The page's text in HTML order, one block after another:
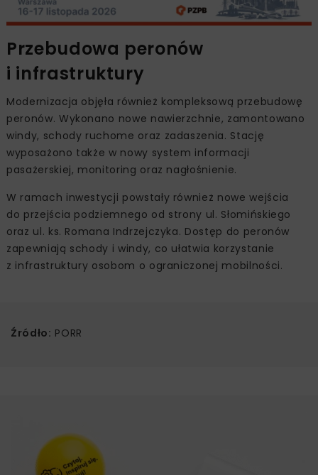
Przebudowa peronów
i infrastruktury
Modernizacja objęła również kompleksową przebudowę
peronów. Wykonano nowe nawierzchnie, zamontowano
windy, schody ruchome oraz zadaszenia. Stację
wyposażono także w nowy system informacji
pasażerskiej, monitoring oraz nagłośnienie.
W ramach inwestycji powstały również nowe wejścia
do przejścia podziemnego od strony ul. Słomińskiego
oraz ul. ks. Romana Indrzejczyka. Dostęp do peronów
zapewniają schody i windy, co ułatwia korzystanie
z infrastruktury osobom o ograniczonej mobilności.
Źródło: PORR